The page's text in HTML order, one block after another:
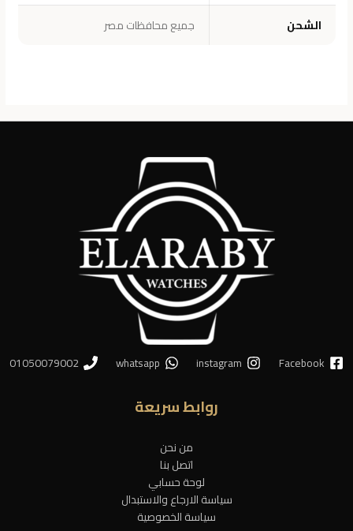
الشحن
جميع محافظات مصر
Facebook
instagram
whatsapp
01050079002
روابط سريعة
من نحن
اتصل بنا
لوحة حسابي
سياسة الارجاع والاستبدال
سياسة الخصوصية